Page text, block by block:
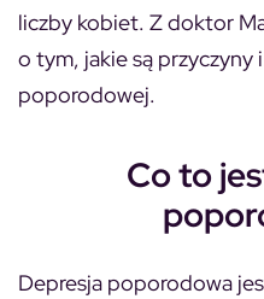
liczby kobiet. Z doktor
o tym, jakie są przyczyny
poporodowej.
Co to
Depresja poporodowa